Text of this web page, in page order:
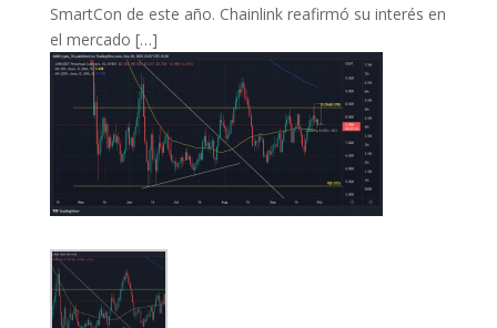
SmartCon de este año. Chainlink reafirmó su interés en
el mercado […]